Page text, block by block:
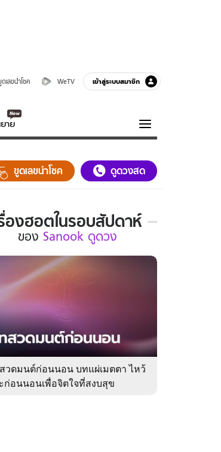
ดเลขนำโชค WeTV เข้าสู่ระบบสมาชิก
าย
ความรู้รอบตัว
ฮาวทู
ขูดเลขนำโชค ดูดวงสด
องฮอตในรอบสัปดาห์
ของ Sanook ดูดวง
วดมนต์ก่อนนอน บทแผ่เมตตา ไหว้
ก่อนนอนเพื่อจิตใจที่สงบสุข